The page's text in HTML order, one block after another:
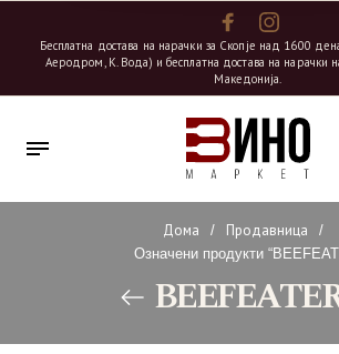
Бесплатна достава на нарачки за Скопје над 1600
Аеродром, К. Вода) и бесплатна достава на нарачки
Македонија.
Дома / Продавница
/
Означени продукти